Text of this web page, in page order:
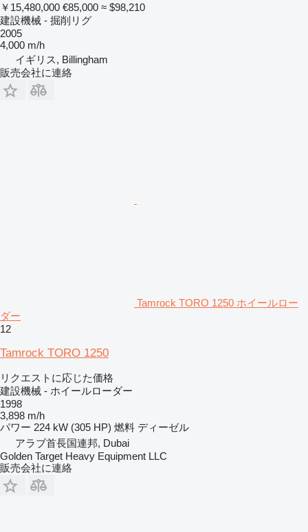
￥15,480,000 €85,000 ≈ $98,210
建設機械 - 掘削リグ
2005
4,000 m/h
イギリス, Billingham
販売会社に連絡
Tamrock TORO 1250 ホイールロー
ダー
12
Tamrock TORO 1250
リクエストに応じた価格
建設機械 - ホイールローダー
1998
3,898 m/h
パワー 224 kW (305 HP) 燃料 ディーゼル
アラブ首長国連邦, Dubai
Golden Target Heavy Equipment LLC
販売会社に連絡